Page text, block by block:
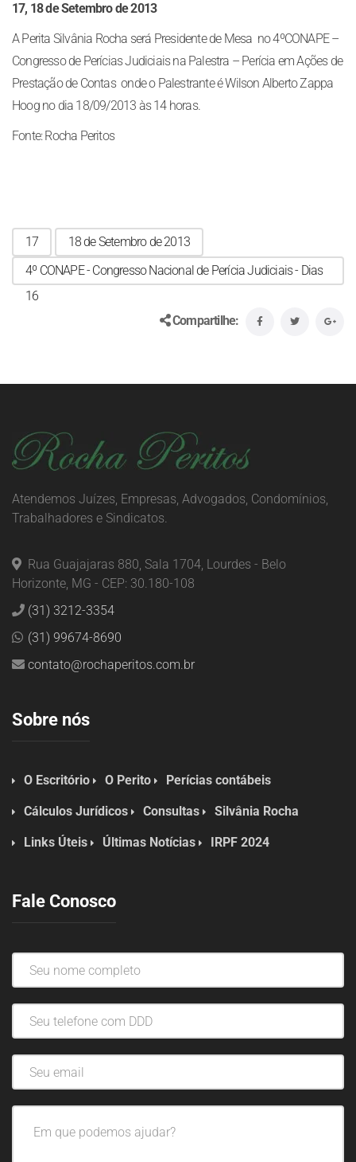
17, 18 de Setembro de 2013
A Perita Silvânia Rocha será Presidente de Mesa no 4ºCONAPE –
Congresso de Perícias Judiciais na Palestra – Perícia em Ações de
Prestação de Contas onde o Palestrante é Wilson Alberto Zappa
Hoog no dia 18/09/2013 às 14 horas.
Fonte: Rocha Peritos
17
18 de Setembro de 2013
4º CONAPE - Congresso Nacional de Perícia Judiciais - Dias
16
Compartilhe:
Atendemos Juízes, Empresas, Advogados, Condomínios,
Trabalhadores e Sindicatos.
Rua Guajajaras 880, Sala 1704, Lourdes - Belo
Horizonte, MG - CEP: 30.180-108
(31) 3212-3354
(31) 99674-8690
contato@rochaperitos.com.br
Sobre nós
O Escritório O Perito Perícias contábeis
Cálculos Jurídicos Consultas Silvânia Rocha
Links Úteis Últimas Notícias IRPF 2024
Fale Conosco